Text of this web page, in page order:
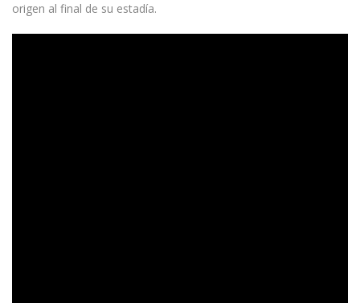
origen al final de su estadía.